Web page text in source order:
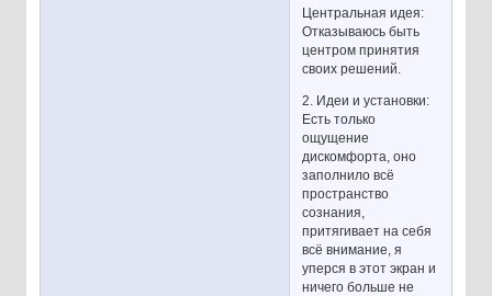
Центральная идея:
Отказываюсь быть
центром принятия
своих решений.
2. Идеи и установки:
Есть только
ощущение
дискомфорта, оно
заполнило всё
пространство
сознания,
притягивает на себя
всё внимание, я
уперся в этот экран и
ничего больше не